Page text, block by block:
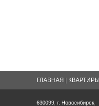
ГЛАВНАЯ КВАРТИРЫ
630099, г. Новосибирск,